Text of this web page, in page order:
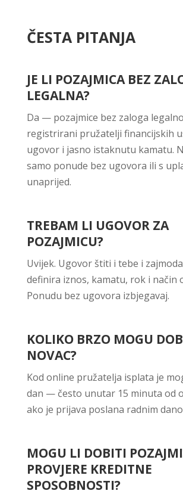
ČESTA PITANJA
JE LI POZAJMICA BEZ
LEGALNA?
Da — pozajmice bez zaloga
registrirani pružatelji financijskih
ugovor i jasno istaknutu kamatu.
samo ponude bez ugovora ili s
unaprijed.
TREBAM LI UGOVOR ZA
POZAJMICU?
Uvijek. Ugovor štiti i tebe i
definira iznos, kamatu, rok i način
Ponudu bez ugovora izbjegavaj.
KOLIKO BRZO MOGU
NOVAC?
Kod online pružatelja isplata je
dan — često unutar 15 minuta od
ako je prijava poslana radnim
MOGU LI DOBITI
PROVJERE KREDITNE
SPOSOBNOSTI?